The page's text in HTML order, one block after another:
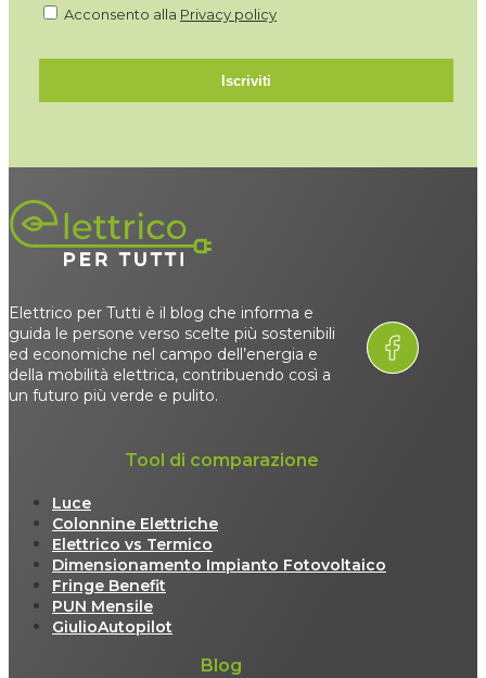
Acconsento alla Privacy policy
Iscriviti
Elettrico per Tutti è il blog che informa e
guida le persone verso scelte più sostenibili
ed economiche nel campo dell’energia e
della mobilità elettrica, contribuendo così a
un futuro più verde e pulito.
Tool di comparazione
Luce
Colonnine Elettriche
Elettrico vs Termico
Dimensionamento Impianto Fotovoltaico
Fringe Benefit
PUN Mensile
GiulioAutopilot
Blog